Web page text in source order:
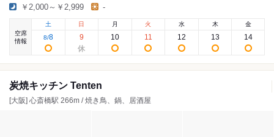
￥2,000～￥2,999 -
空席
情報
土
8/8
日
9
月
10
火
11
水
12
木
13
金
14
炭焼キッチン Tenten
[大阪] 心斎橋駅 266m / 焼き鳥、鍋、居酒屋